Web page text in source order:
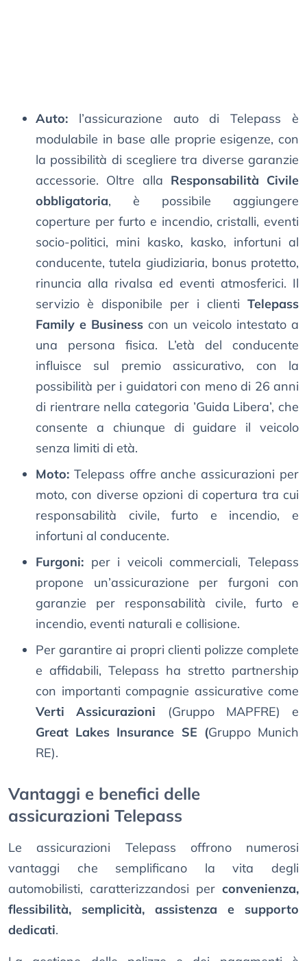
Auto: l’assicurazione auto di Telepass è
modulabile in base alle proprie esigenze, con
la possibilità di scegliere tra diverse garanzie
accessorie. Oltre alla Responsabilità Civile
obbligatoria, è possibile aggiungere
coperture per furto e incendio, cristalli, eventi
socio-politici, mini kasko, kasko, infortuni al
conducente, tutela giudiziaria, bonus protetto,
rinuncia alla rivalsa ed eventi atmosferici. Il
servizio è disponibile per i clienti Telepass
Family e Business con un veicolo intestato a
una persona fisica. L’età del conducente
influisce sul premio assicurativo, con la
possibilità per i guidatori con meno di 26 anni
di rientrare nella categoria ’Guida Libera’, che
consente a chiunque di guidare il veicolo
senza limiti di età.
Moto: Telepass offre anche assicurazioni per
moto, con diverse opzioni di copertura tra cui
responsabilità civile, furto e incendio, e
infortuni al conducente.
Furgoni: per i veicoli commerciali, Telepass
propone un’assicurazione per furgoni con
garanzie per responsabilità civile, furto e
incendio, eventi naturali e collisione.
Per garantire ai propri clienti polizze complete
e affidabili, Telepass ha stretto partnership
con importanti compagnie assicurative come
Verti Assicurazioni (Gruppo MAPFRE) e
Great Lakes Insurance SE (Gruppo Munich
RE).
Vantaggi e benefici delle
assicurazioni Telepass
Le assicurazioni Telepass offrono numerosi
vantaggi che semplificano la vita degli
automobilisti, caratterizzandosi per convenienza,
flessibilità, semplicità, assistenza e supporto
dedicati.